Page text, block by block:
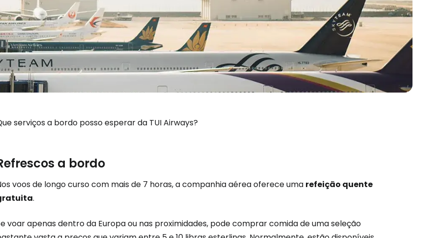
serviços a bordo posso esperar da TUI Airways?
a bordo
voos de longo curso com mais de 7 horas, a companhia aérea oferece uma refeição quente
.
voar apenas dentro da Europa ou nas proximidades, pode comprar comida de uma seleção